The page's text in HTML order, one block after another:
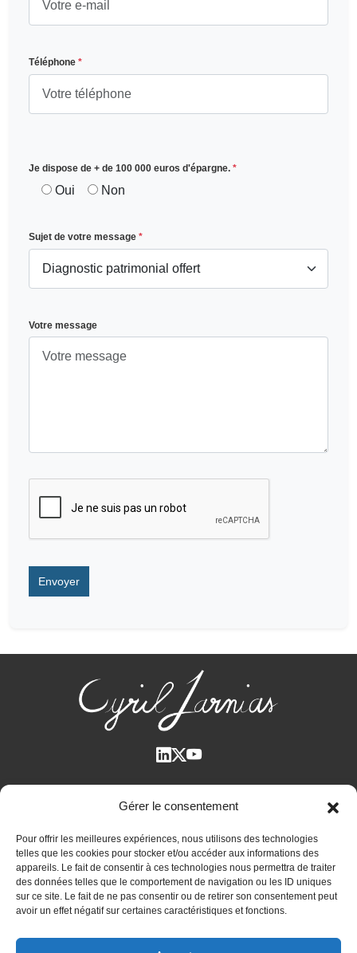
Gérer le consentement
Pour offrir les meilleures expériences, nous utilisons des technologies
telles que les cookies pour stocker et/ou accéder aux informations des
appareils. Le fait de consentir à ces technologies nous permettra de traiter
des données telles que le comportement de navigation ou les ID uniques
sur ce site. Le fait de ne pas consentir ou de retirer son consentement peut
avoir un effet négatif sur certaines caractéristiques et fonctions.
Téléphone *
Je dispose de + de 100 000 euros d'épargne. *
Oui Non
Sujet de votre message *
Votre message
Plan des articles
Cyril Jarnias dans la Presse
Contactez-moi